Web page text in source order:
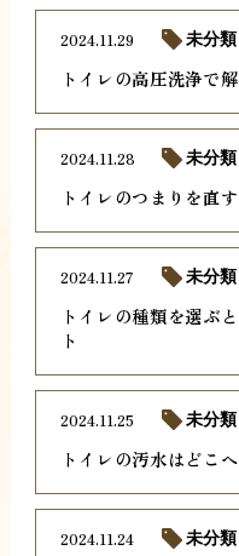
トイレの高圧洗浄で
2024.11.29 未分類
トイレのつまりを直
2024.11.28 未分類
トイレの種類を選ぶ
ト
2024.11.27 未分類
トイレの汚水はどこ
2024.11.25 未分類
2024.11.24 未分類